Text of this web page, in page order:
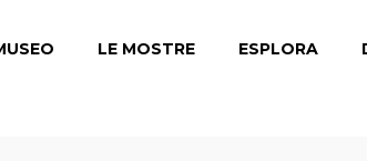
LE MOSTRE ESPLORA